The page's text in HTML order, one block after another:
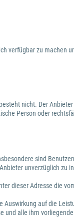
verfügbar zu machen
nicht. Der
Person oder
sind
unverzüglich
dieser Adresse die
auf die
alle ihm